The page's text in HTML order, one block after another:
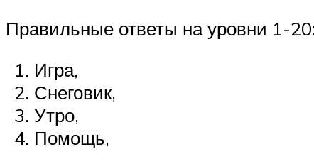
Правильные ответы на уровни 1-
Игра,
Снеговик,
Утро,
Помощь,